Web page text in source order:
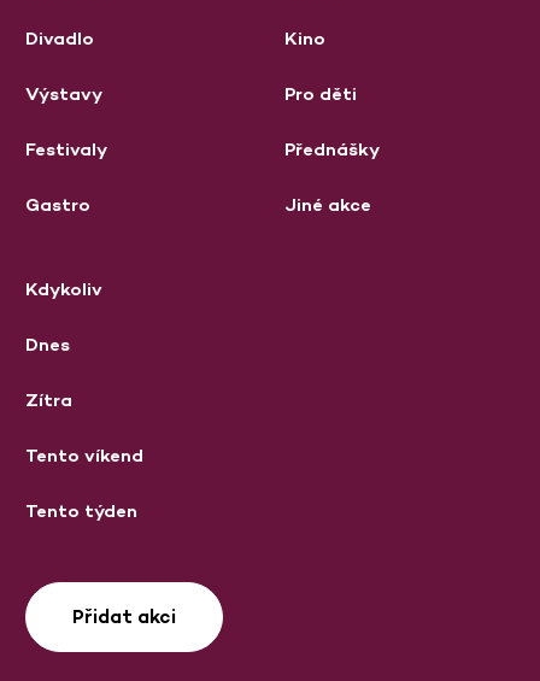
Divadlo
Výstavy
Festivaly
Gastro
Kino
Pro děti
Přednášky
Jiné akce
Kdykoliv
Dnes
Zítra
Tento víkend
Tento týden
Přidat akci